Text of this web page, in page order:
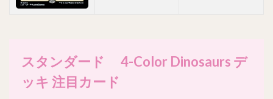
スタンダード 4-Color Dinosaurs デ
ッキ 注目カード